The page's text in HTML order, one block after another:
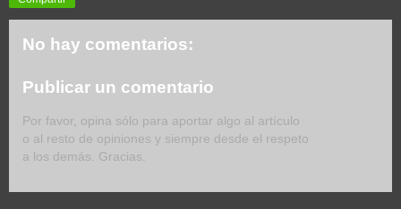
No hay comentarios:
Publicar un comentario
Por favor, opina sólo para aportar algo al artículo
o al resto de opiniones y siempre desde el respeto
a los demás. Gracias.